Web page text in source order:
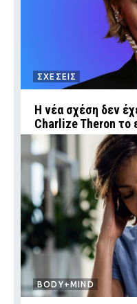
ΣΧΕΣΕΙΣ
Η νέα σχέση δεν
Charlize Theron το
BODY+MIND